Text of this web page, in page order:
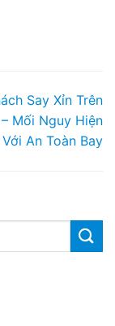
Say Xỉn Trên
Mối Nguy Hiện
An Toàn Bay